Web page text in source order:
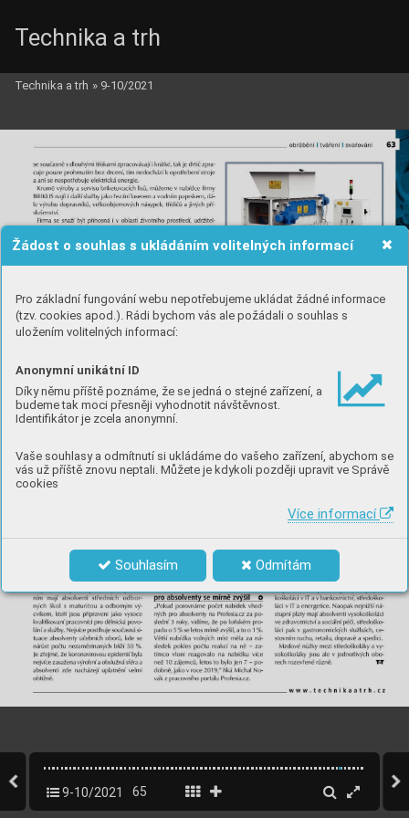
Žádost o souhlas s ukládáním volitelných informací
Pro základní fungování webu nepotřebujeme ukládat žádné informace
(tzv. cookies apod.). Rádi bychom vás ale požádali o souhlas s
uložením volitelných informací:
Anonymní unikátní ID
Díky němu příště poznáme, že se jedná o stejné zařízení, a
budeme tak moci přesněji vyhodnotit návštěvnost.
Identifikátor je zcela anonymní.
Vaše souhlasy a odmítnutí si ukládáme do vašeho zařízení, abychom se
vás už příště znovu neptali. Můžete je kdykoli později upravit ve Správě
cookies
Více informací
Souhlasím Odmítám
Technika a trh
Technika a trh » 9-10/2021
9-10/2021 65